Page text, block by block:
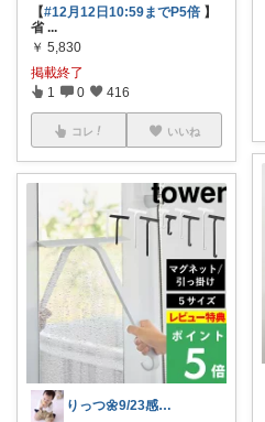
【#12月12日10:59までP5倍 】
省 ...
￥ 5,830
掲載終了
1 0 416
コレ いいね
りっつ🌼9/23感謝です🩵